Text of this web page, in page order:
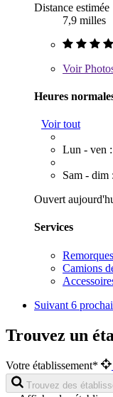
Distance estimée
7,9 milles
Voir
Heures
Voir tout
Lun - ven
Sam - dim
Ouvert
Services
Camions
Suivant 6
Trouvez un
Votre établissement*
Trouvez des